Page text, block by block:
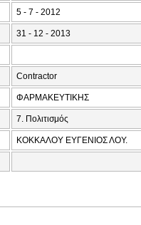
5 - 7 - 2012
31 - 12 - 2013
Contractor
ΦΑΡΜΑΚΕΥΤΙΚΗΣ
7. Πολιτισμός
ΚΟΚΚΑΛΟΥ ΕΥΓΕΝΙΟΣ ΛΟΥ.